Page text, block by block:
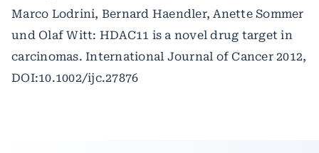
Marco Lodrini, Bernard Haendler, Anette Sommer
und Olaf Witt: HDAC11 is a novel drug target in
carcinomas. International Journal of Cancer 2012,
DOI:10.1002/ijc.27876